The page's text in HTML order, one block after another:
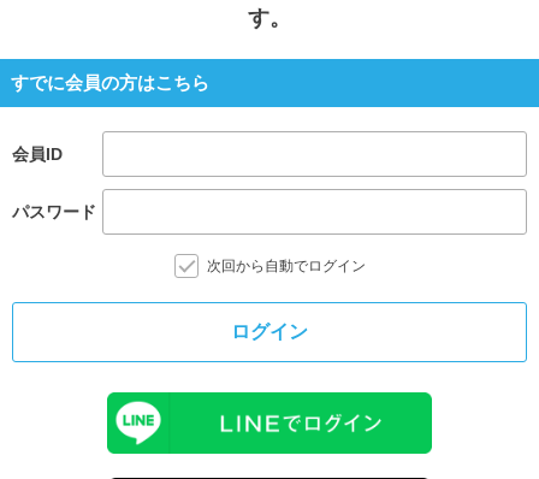
す。
すでに会員の方はこちら
会員ID
パスワード
次回から自動でログイン
ログイン